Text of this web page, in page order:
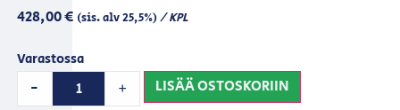
428,00€ (sis. alv 25,5%)/ KPL
Varastossa
- + LISÄÄ OSTOSKORIIN